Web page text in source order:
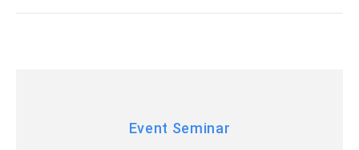
Event Seminar